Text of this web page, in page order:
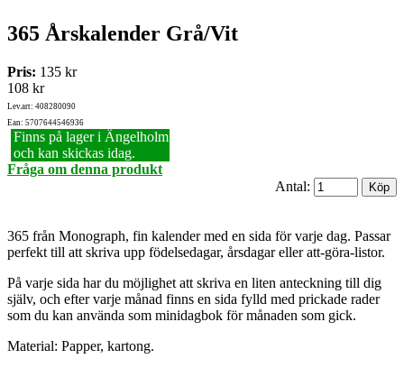
365 Årskalender Grå/Vit
Pris: 135 kr
108 kr
Lev.art: 408280090
Ean: 5707644546936
Finns på lager i Ängelholm
och kan skickas idag.
Fråga om denna produkt
Antal:
365 från Monograph, fin kalender med en sida för varje dag. Passar
perfekt till att skriva upp födelsedagar, årsdagar eller att-göra-listor.
På varje sida har du möjlighet att skriva en liten anteckning till dig
själv, och efter varje månad finns en sida fylld med prickade rader
som du kan använda som minidagbok för månaden som gick.
Material: Papper, kartong.